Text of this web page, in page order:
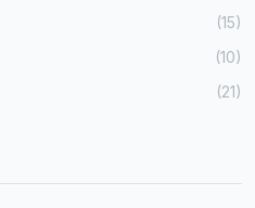
(15)
(10)
(21)